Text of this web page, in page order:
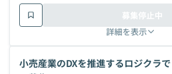
詳細を表示
募集停止中
小売産業のDXを推進するロジクラ